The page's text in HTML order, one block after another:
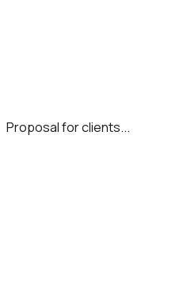
Proposal for clients...